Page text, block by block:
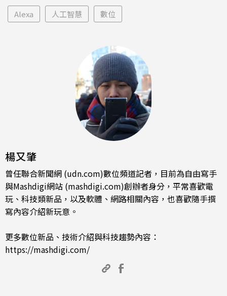
Alexa 人工智慧 數位
楊又肇
曾任聯合新聞網 (udn.com)數位頻道記者，目前為自由寫手
與Mashdigi網站 (mashdigi.com)創辦者身分，平常喜歡電
玩、科技類新品，以及軟體、網路相關內容，也喜歡隨手撰
寫內容介紹新玩意。
更多數位新品、技術介紹與科技趨勢內容：
https://mashdigi.com/